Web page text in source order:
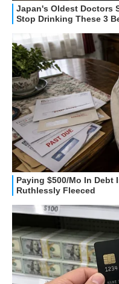
STREAMING E SERIE TV